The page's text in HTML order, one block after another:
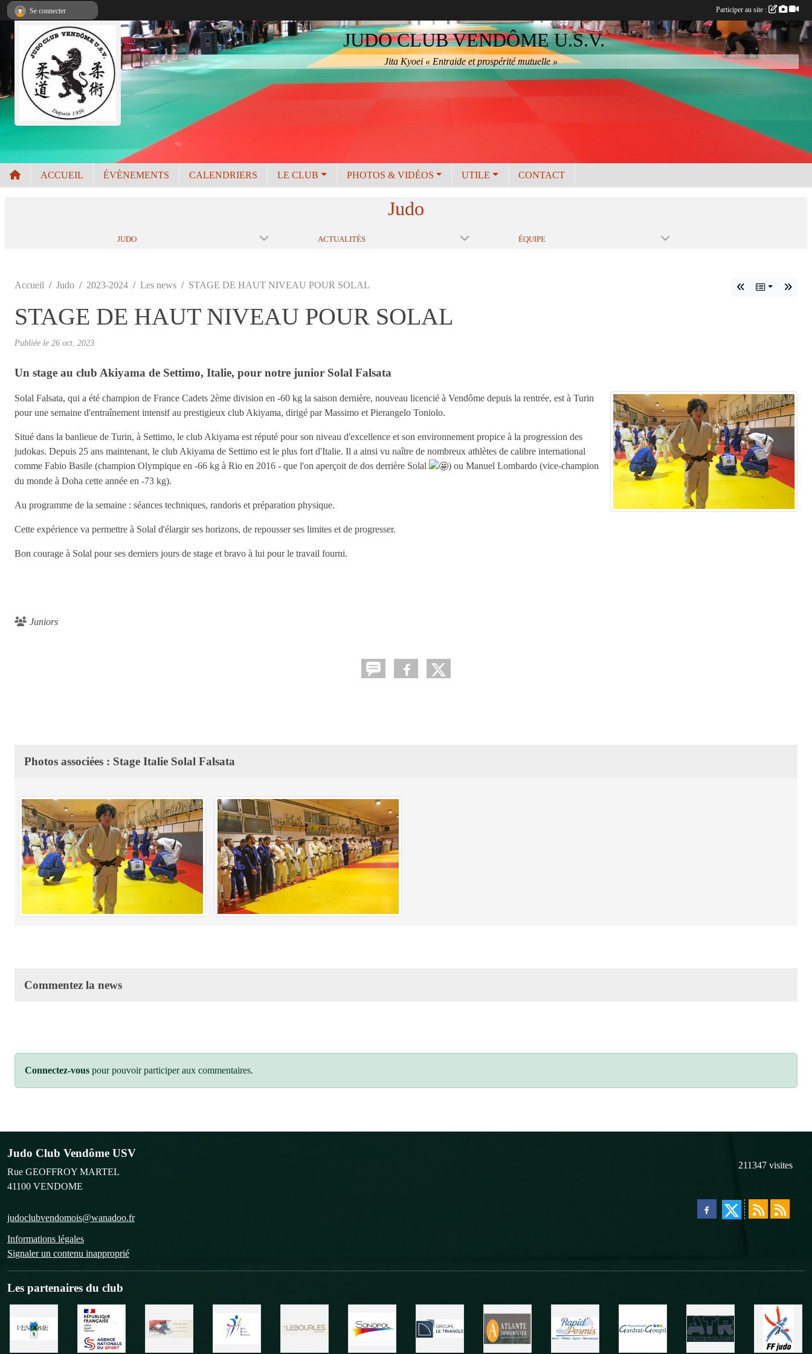
JUDO CLUB VENDÔME U.S.V.
Jita Kyoei « Entraide et prospérité mutuelle »
ACCUEIL ÉVÈNEMENTS CALENDRIERS LE CLUB PHOTOS & VIDÉOS UTILE CONTACT
Judo
JUDO ACTUALITÉS ÉQUIPE
Accueil Judo 2023-2024 Les news STAGE DE HAUT NIVEAU POUR SOLAL
STAGE DE HAUT NIVEAU POUR SOLAL
Publiée le 26 oct. 2023
Un stage au club Akiyama de Settimo, Italie, pour notre junior Solal Falsata
Solal Falsata, qui a été champion de France Cadets 2ème division en -60 kg la saison dernière, nouveau licencié à Vendôme depuis la rentrée, est à Turin
pour une semaine d'entraînement intensif au prestigieux club Akiyama, dirigé par Massimo et Pierangelo Toniolo.
Situé dans la banlieue de Turin, à Settimo, le club Akiyama est réputé pour son niveau d'excellence et son environnement propice à la progression des
judokas. Depuis 25 ans maintenant, le club Akiyama de Settimo est le plus fort d'Italie. Il a ainsi vu naître de nombreux athlètes de calibre international
comme Fabio Basile (champion Olympique en -66 kg à Rio en 2016 - que l'on aperçoit de dos derrière Solal
) ou Manuel Lombardo (vice-champion
du monde à Doha cette année en -73 kg).
Au programme de la semaine : séances techniques, randoris et préparation physique.
Cette expérience va permettre à Solal d'élargir ses horizons, de repousser ses limites et de progresser.
Bon courage à Solal pour ses derniers jours de stage et bravo à lui pour le travail fourni.
Juniors
Photos associées : Stage Italie Solal Falsata
Commentez la news
Connectez-vous pour pouvoir participer aux commentaires.
Judo Club Vendôme USV
Rue GEOFFROY MARTEL
41100 VENDOME
judoclubvendomois@wanadoo.fr
Informations légales
Signaler un contenu inapproprié
211347 visites
Les partenaires du club
Se connecter Participer au site :
Panneau de gestion des cookies